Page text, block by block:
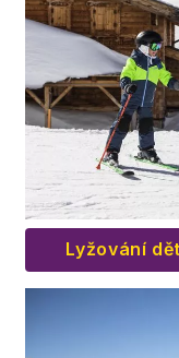
Lyžování